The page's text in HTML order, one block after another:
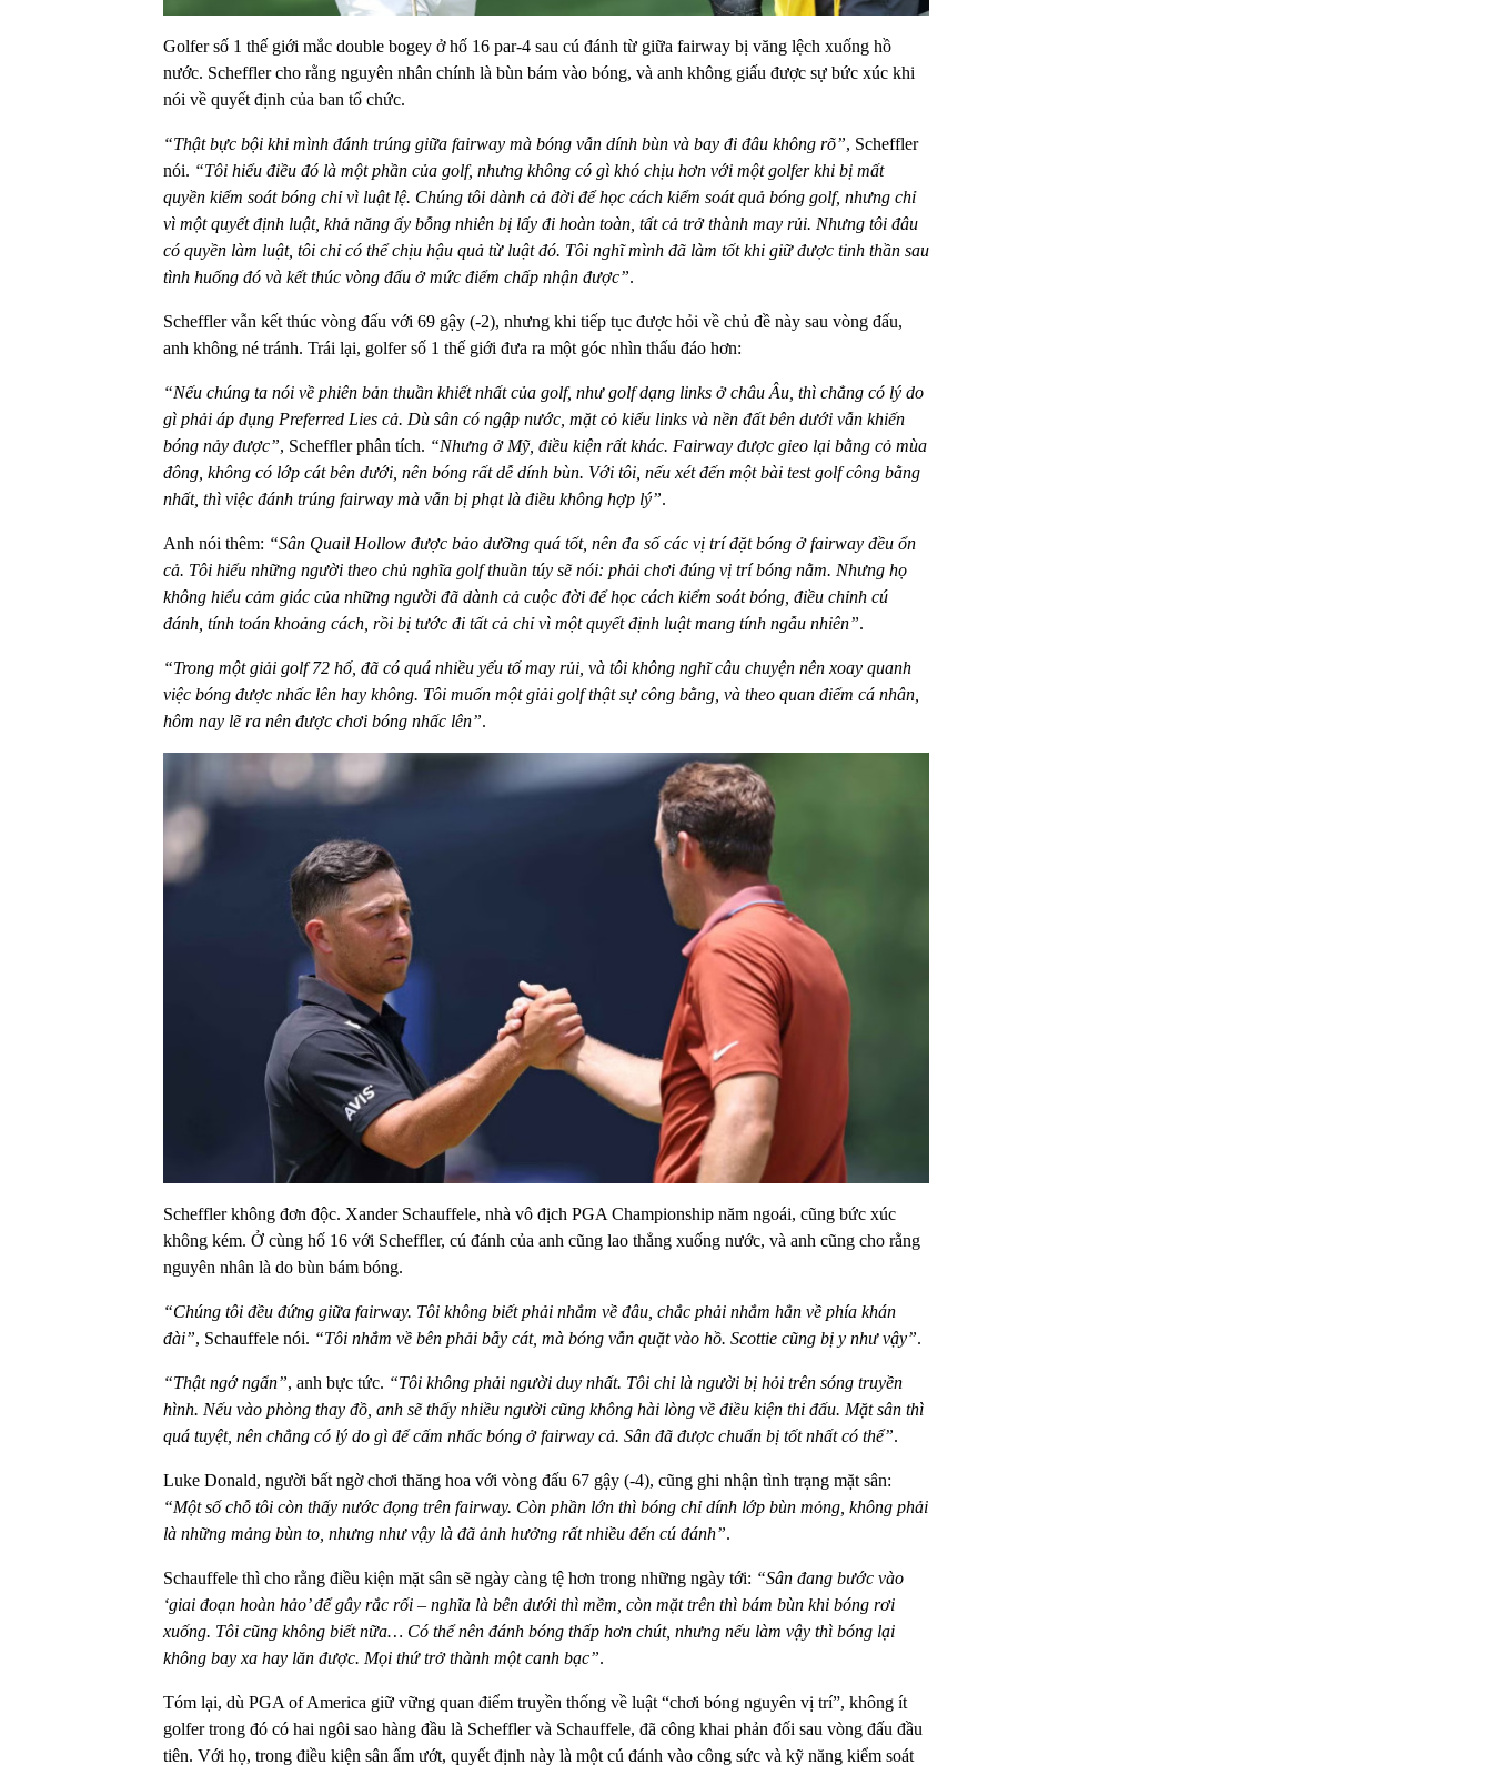
Golfer số 1 thế giới mắc double bogey ở hố 16 par-4 sau cú đánh từ giữa fairway bị văng lệch xuống hồ
nước. Scheffler cho rằng nguyên nhân chính là bùn bám vào bóng, và anh không giấu được sự bức xúc khi
nói về quyết định của ban tổ chức.
“Thật bực bội khi mình đánh trúng giữa fairway mà bóng vẫn dính bùn và bay đi đâu không rõ”, Scheffler
nói. “Tôi hiểu điều đó là một phần của golf, nhưng không có gì khó chịu hơn với một golfer khi bị mất
quyền kiểm soát bóng chỉ vì luật lệ. Chúng tôi dành cả đời để học cách kiểm soát quả bóng golf, nhưng chỉ
vì một quyết định luật, khả năng ấy bỗng nhiên bị lấy đi hoàn toàn, tất cả trở thành may rủi. Nhưng tôi đâu
có quyền làm luật, tôi chỉ có thể chịu hậu quả từ luật đó. Tôi nghĩ mình đã làm tốt khi giữ được tinh thần sau
tình huống đó và kết thúc vòng đấu ở mức điểm chấp nhận được”.
Scheffler vẫn kết thúc vòng đấu với 69 gậy (-2), nhưng khi tiếp tục được hỏi về chủ đề này sau vòng đấu,
anh không né tránh. Trái lại, golfer số 1 thế giới đưa ra một góc nhìn thấu đáo hơn:
“Nếu chúng ta nói về phiên bản thuần khiết nhất của golf, như golf dạng links ở châu Âu, thì chẳng có lý do
gì phải áp dụng Preferred Lies cả. Dù sân có ngập nước, mặt cỏ kiểu links và nền đất bên dưới vẫn khiến
bóng nảy được”, Scheffler phân tích. “Nhưng ở Mỹ, điều kiện rất khác. Fairway được gieo lại bằng cỏ mùa
đông, không có lớp cát bên dưới, nên bóng rất dễ dính bùn. Với tôi, nếu xét đến một bài test golf công bằng
nhất, thì việc đánh trúng fairway mà vẫn bị phạt là điều không hợp lý”.
Anh nói thêm: “Sân Quail Hollow được bảo dưỡng quá tốt, nên đa số các vị trí đặt bóng ở fairway đều ổn
cả. Tôi hiểu những người theo chủ nghĩa golf thuần túy sẽ nói: phải chơi đúng vị trí bóng nằm. Nhưng họ
không hiểu cảm giác của những người đã dành cả cuộc đời để học cách kiểm soát bóng, điều chỉnh cú
đánh, tính toán khoảng cách, rồi bị tước đi tất cả chỉ vì một quyết định luật mang tính ngẫu nhiên”.
“Trong một giải golf 72 hố, đã có quá nhiều yếu tố may rủi, và tôi không nghĩ câu chuyện nên xoay quanh
việc bóng được nhấc lên hay không. Tôi muốn một giải golf thật sự công bằng, và theo quan điểm cá nhân,
hôm nay lẽ ra nên được chơi bóng nhấc lên”.
Scheffler không đơn độc. Xander Schauffele, nhà vô địch PGA Championship năm ngoái, cũng bức xúc
không kém. Ở cùng hố 16 với Scheffler, cú đánh của anh cũng lao thẳng xuống nước, và anh cũng cho rằng
nguyên nhân là do bùn bám bóng.
“Chúng tôi đều đứng giữa fairway. Tôi không biết phải nhắm về đâu, chắc phải nhắm hẳn về phía khán
đài”, Schauffele nói. “Tôi nhắm về bên phải bẫy cát, mà bóng vẫn quặt vào hồ. Scottie cũng bị y như vậy”.
“Thật ngớ ngẩn”, anh bực tức. “Tôi không phải người duy nhất. Tôi chỉ là người bị hỏi trên sóng truyền
hình. Nếu vào phòng thay đồ, anh sẽ thấy nhiều người cũng không hài lòng về điều kiện thi đấu. Mặt sân thì
quá tuyệt, nên chẳng có lý do gì để cấm nhấc bóng ở fairway cả. Sân đã được chuẩn bị tốt nhất có thể”.
Luke Donald, người bất ngờ chơi thăng hoa với vòng đấu 67 gậy (-4), cũng ghi nhận tình trạng mặt sân:
“Một số chỗ tôi còn thấy nước đọng trên fairway. Còn phần lớn thì bóng chỉ dính lớp bùn mỏng, không phải
là những mảng bùn to, nhưng như vậy là đã ảnh hưởng rất nhiều đến cú đánh”.
Schauffele thì cho rằng điều kiện mặt sân sẽ ngày càng tệ hơn trong những ngày tới: “Sân đang bước vào
‘giai đoạn hoàn hảo’ để gây rắc rối – nghĩa là bên dưới thì mềm, còn mặt trên thì bám bùn khi bóng rơi
xuống. Tôi cũng không biết nữa… Có thể nên đánh bóng thấp hơn chút, nhưng nếu làm vậy thì bóng lại
không bay xa hay lăn được. Mọi thứ trở thành một canh bạc”.
Tóm lại, dù PGA of America giữ vững quan điểm truyền thống về luật “chơi bóng nguyên vị trí”, không ít
golfer trong đó có hai ngôi sao hàng đầu là Scheffler và Schauffele, đã công khai phản đối sau vòng đấu đầu
tiên. Với họ, trong điều kiện sân ẩm ướt, quyết định này là một cú đánh vào công sức và kỹ năng kiểm soát